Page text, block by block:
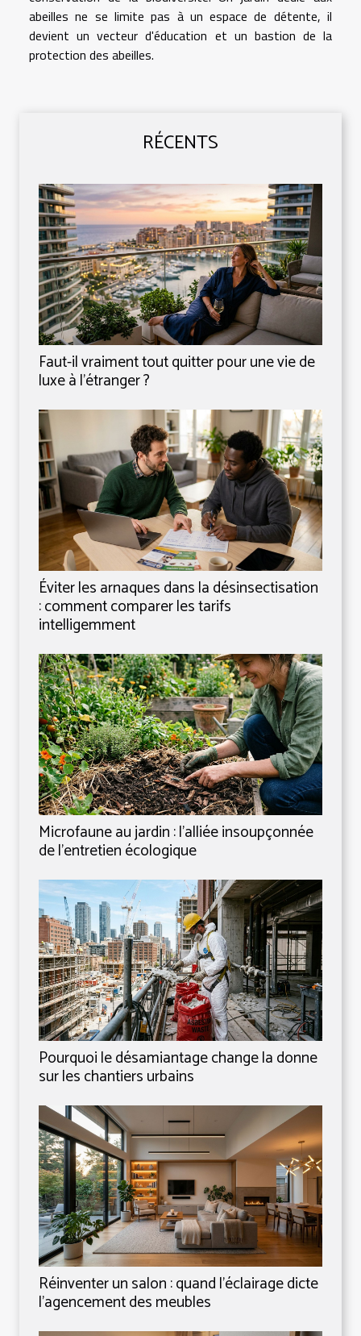
abeilles ne se limite pas à un espace de détente, il
devient un vecteur d'éducation et un bastion de la
protection des abeilles.
RÉCENTS
Faut-il vraiment tout quitter pour une vie de
luxe à l’étranger ?
Éviter les arnaques dans la désinsectisation
: comment comparer les tarifs
intelligemment
Microfaune au jardin : l’alliée insoupçonnée
de l’entretien écologique
Pourquoi le désamiantage change la donne
sur les chantiers urbains
Réinventer un salon : quand l’éclairage dicte
l’agencement des meubles